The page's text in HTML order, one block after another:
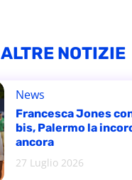
ALTRE NOTIZIE
News
Francesca Jones
bis, Palermo la
ancora
27 Luglio 2026